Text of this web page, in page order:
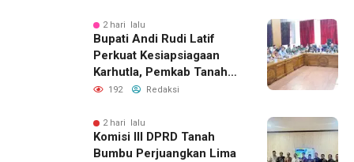
2 hari lalu
Bupati Andi Rudi Latif
Perkuat Kesiapsiagaan
Karhutla, Pemkab Tanah
Bumbu Aktifkan Posko
192 Redaksi
2 hari lalu
Komisi III DPRD Tanah
Bumbu Perjuangkan Lima